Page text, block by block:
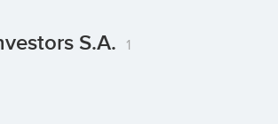
S.A. 1